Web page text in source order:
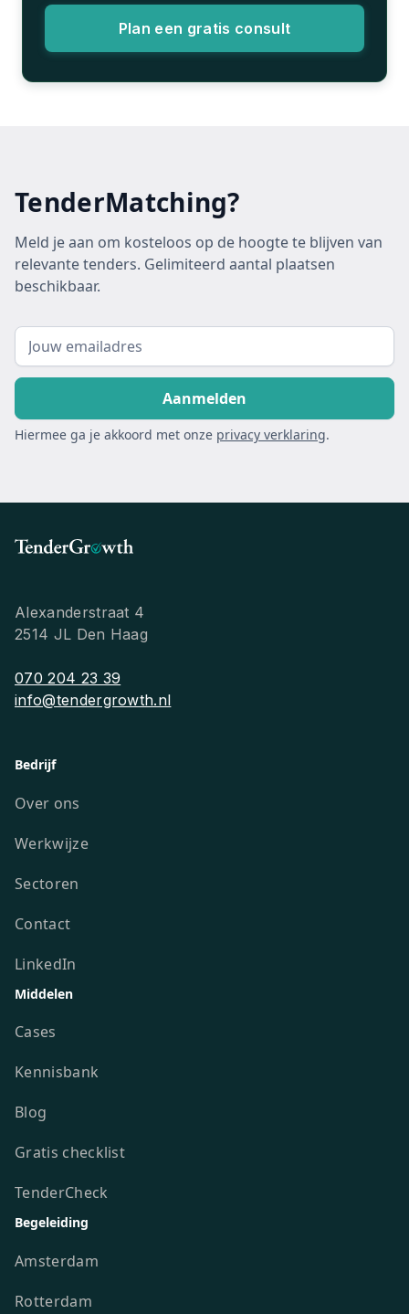
Plan een gratis consult
TenderMatching?
Meld je aan om kosteloos op de hoogte te blijven van
relevante tenders. Gelimiteerd aantal plaatsen
beschikbaar.
Hiermee ga je akkoord met onze privacy verklaring.
Alexanderstraat 4
2514 JL Den Haag
070 204 23 39
info@tendergrowth.nl
Bedrijf
Over ons
Werkwijze
Sectoren
Contact
LinkedIn
Middelen
Cases
Kennisbank
Blog
Gratis checklist
TenderCheck
Begeleiding
Amsterdam
Rotterdam